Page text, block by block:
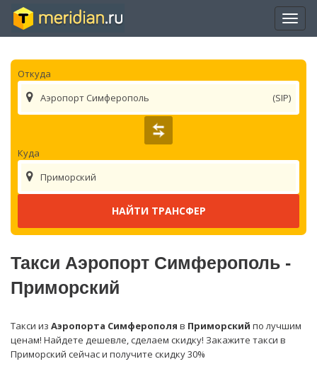
Откуда
(SIP)
Аэропорт Симферополь
Куда
Приморский
Такси Аэропорт Симферополь -
Приморский
Такси из Аэропорта Симферополя в Приморский по лучшим
ценам! Найдете дешевле, сделаем скидку! Закажите такси в
Приморский сейчас и получите скидку 30%